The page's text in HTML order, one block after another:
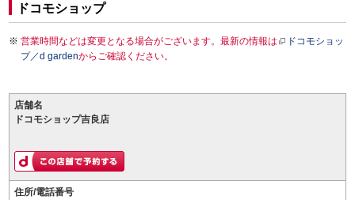
ドコモショップ
営業時間などは変更となる場合がございます。最新の情報は
ドコモショッ
プ／d gardenからご確認ください。
店舗名
ドコモショップ吉良店
住所/電話番号